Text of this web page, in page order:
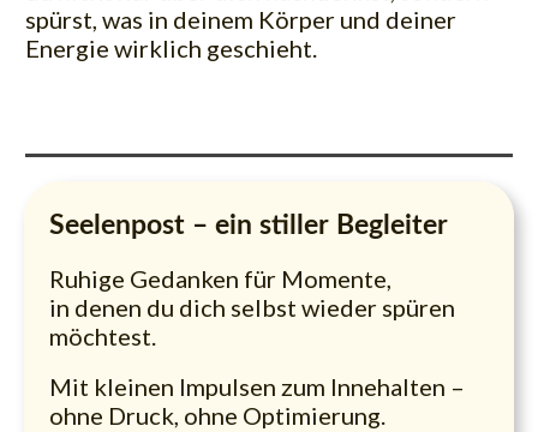
spürst, was in deinem Körper und deiner
Energie wirklich geschieht.
Seelenpost – ein stiller Begleiter
Ruhige Gedanken für Momente,
in denen du dich selbst wieder spüren
möchtest.
Mit kleinen Impulsen zum Innehalten –
ohne Druck, ohne Optimierung.